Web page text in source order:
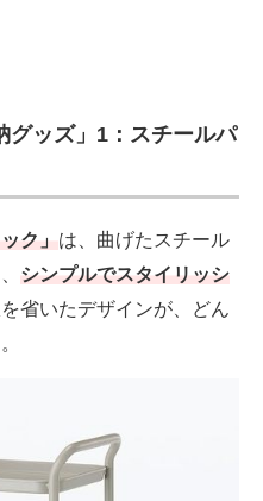
グッズ」1：スチールパ
ク」は、曲げたスチール
シンプルでスタイリッシ
省いたデザインが、どん